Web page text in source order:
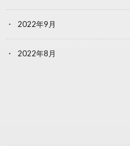
2022年9月
2022年8月